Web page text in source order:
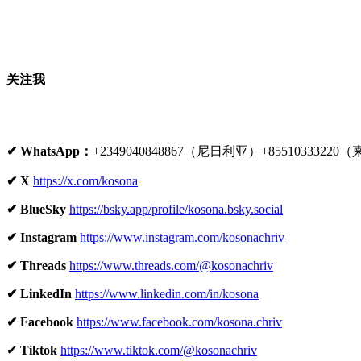
关注我
✔ WhatsApp： +2349040848867（尼日利亚）+85510333220（
✔ X https://x.com/kosona
✔ BlueSky https://bsky.app/profile/kosona.bsky.social
✔ Instagram https://www.instagram.com/kosonachriv
✔ Threads https://www.threads.com/@kosonachriv
✔ LinkedIn https://www.linkedin.com/in/kosona
✔ Facebook https://www.facebook.com/kosona.chriv
✔ Tiktok https://www.tiktok.com/@kosonachriv